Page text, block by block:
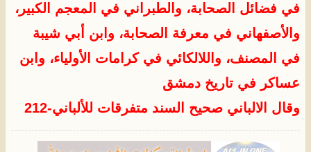
في فضائل الصحابة، والطبراني في المعجم الكبير،
والأصفهاني في معرفة الصحابة، وابن أبي شيبة
في المصنف، واللالكائي في كرامات الأولياء، وابن
عساكر في تاريخ دمشق
وقال الالباني صحيح السند متفرقات للألباني-212